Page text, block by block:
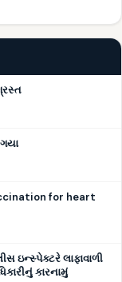
for heart
ઇન્સ્પેક્ટરે લાફાવાળી
કારનામું